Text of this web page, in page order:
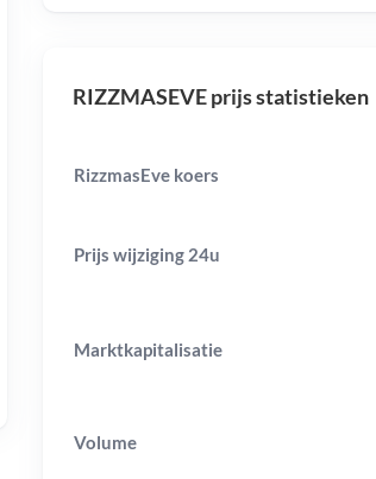
RIZZMASEVE prijs statistieken
RizzmasEve koers
Prijs wijziging 24u
Marktkapitalisatie
Volume